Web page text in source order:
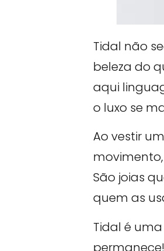
Tidal não
beleza do
aqui
o luxo se
Ao vestir
São joias
quem as
Tidal é
permanece!